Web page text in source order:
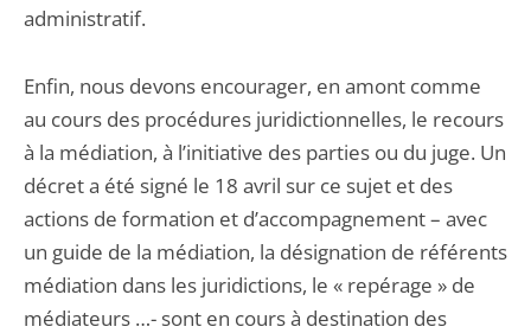
administratif.
Enfin, nous devons encourager, en amont comme
au cours des procédures juridictionnelles, le recours
à la médiation, à l’initiative des parties ou du juge. Un
décret a été signé le 18 avril sur ce sujet et des
actions de formation et d’accompagnement – avec
un guide de la médiation, la désignation de référents
médiation dans les juridictions, le « repérage » de
médiateurs …- sont en cours à destination des